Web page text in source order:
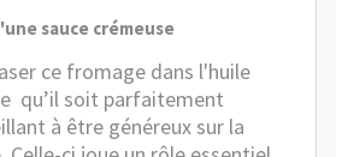
sauce crémeuse
ce fromage dans l'huile
qu’il soit parfaitement
à être généreux sur la